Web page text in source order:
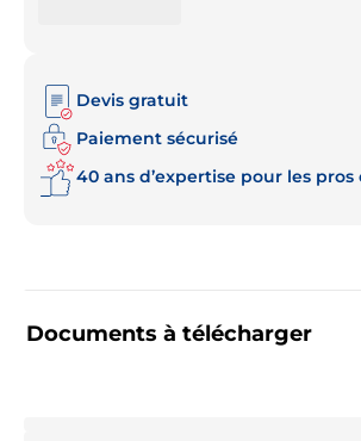
Documents à télécharger
Devis gratuit
Paiement sécurisé
40 ans d’expertise pour les